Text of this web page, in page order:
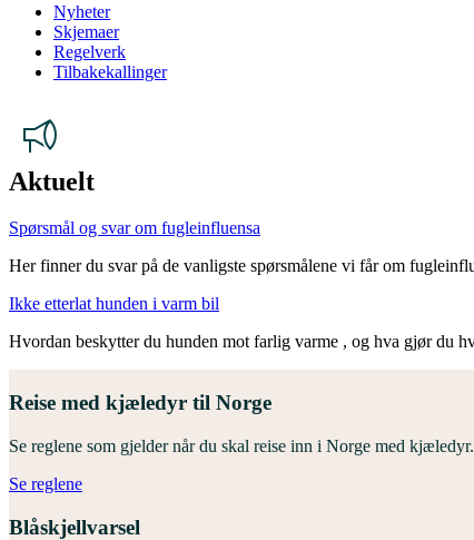
Nyheter
Skjemaer
Regelverk
Tilbakekallinger
Aktuelt
Spørsmål og svar om fugleinfluensa
Her finner du svar på de vanligste spørsmålene vi får om
Ikke etterlat hunden i varm bil
Hvordan beskytter du hunden mot farlig varme , og hva gjør du
Reise med kjæledyr til Norge
Se reglene som gjelder når du skal reise inn i Norge med kjæledyr.
Se reglene
Blåskjellvarsel